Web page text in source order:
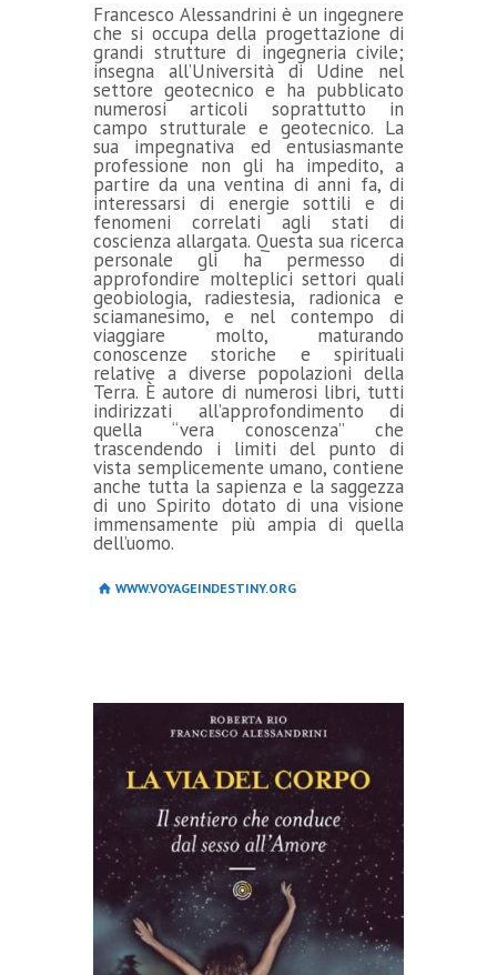
Francesco Alessandrini è un ingegnere
che si occupa della progettazione di
grandi strutture di ingegneria civile;
insegna all’Università di Udine nel
settore geotecnico e ha pubblicato
numerosi articoli soprattutto in
campo strutturale e geotecnico. La
sua impegnativa ed entusiasmante
professione non gli ha impedito, a
partire da una ventina di anni fa, di
interessarsi di energie sottili e di
fenomeni correlati agli stati di
coscienza allargata. Questa sua ricerca
personale gli ha permesso di
approfondire molteplici settori quali
geobiologia, radiestesia, radionica e
sciamanesimo, e nel contempo di
viaggiare molto, maturando
conoscenze storiche e spirituali
relative a diverse popolazioni della
Terra. È autore di numerosi libri, tutti
indirizzati all’approfondimento di
quella “vera conoscenza” che
trascendendo i limiti del punto di
vista semplicemente umano, contiene
anche tutta la sapienza e la saggezza
di uno Spirito dotato di una visione
immensamente più ampia di quella
dell’uomo.
WWW.VOYAGEINDESTINY.ORG